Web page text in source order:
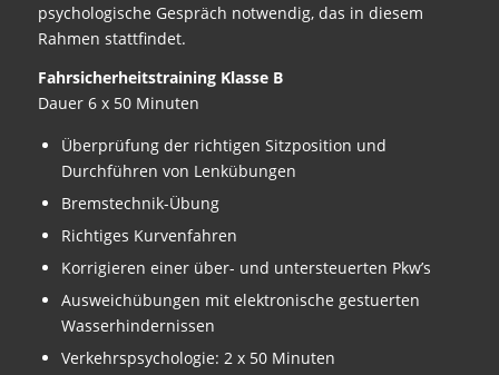
psychologische Gespräch notwendig, das in diesem
Rahmen stattfindet.
Fahrsicherheitstraining Klasse B
Dauer 6 x 50 Minuten
Überprüfung der richtigen Sitzposition und
Durchführen von Lenkübungen
Bremstechnik-Übung
Richtiges Kurvenfahren
Korrigieren einer über- und untersteuerten Pkw’s
Ausweichübungen mit elektronische gestuerten
Wasserhindernissen
Verkehrspsychologie: 2 x 50 Minuten